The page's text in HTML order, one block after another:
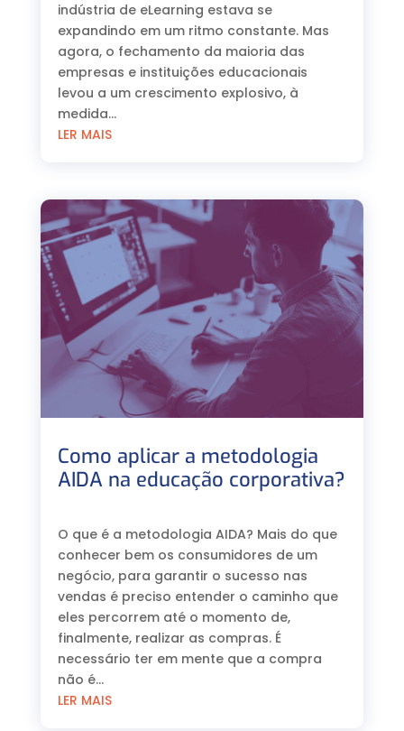
indústria de eLearning estava se
expandindo em um ritmo constante. Mas
agora, o fechamento da maioria das
empresas e instituições educacionais
levou a um crescimento explosivo, à
medida...
LER MAIS
Como aplicar a metodologia
AIDA na educação corporativa?
O que é a metodologia AIDA? Mais do que
conhecer bem os consumidores de um
negócio, para garantir o sucesso nas
vendas é preciso entender o caminho que
eles percorrem até o momento de,
finalmente, realizar as compras. É
necessário ter em mente que a compra
não é...
LER MAIS